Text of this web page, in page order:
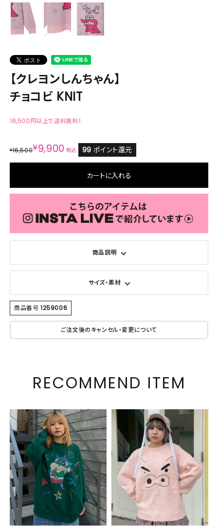
【クレヨンしんちゃん】
チョコビ KNIT
16,500円以上で送料無料！
¥16,500¥9,900 税込 99 ポイント還元
カートに入れる
商品説明
サイズ・素材
商品番号 1259006
ご注文後のキャンセル・変更について
RECOMMEND ITEM